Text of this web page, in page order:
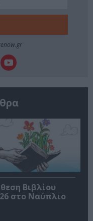
Βιβλίου
στο Ναύπλιο